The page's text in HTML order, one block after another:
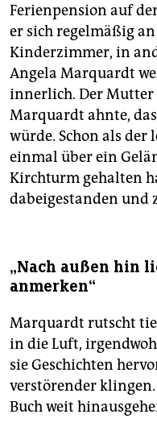
Ferienpension auf
er sich regelmäßig
Kinderzimmer, in
Angela Marquardt
innerlich. Der Mutter
Marquardt ahnte,
würde. Schon als der
einmal über ein
Kirchturm gehalten
dabeigestanden und
„Nach außen hin
anmerken“
Marquardt rutscht
in die Luft,
sie Geschichten
verstörender klingen.
Buch weit